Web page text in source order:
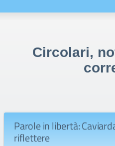
Circolari,
Parole in libertà:
riflettere